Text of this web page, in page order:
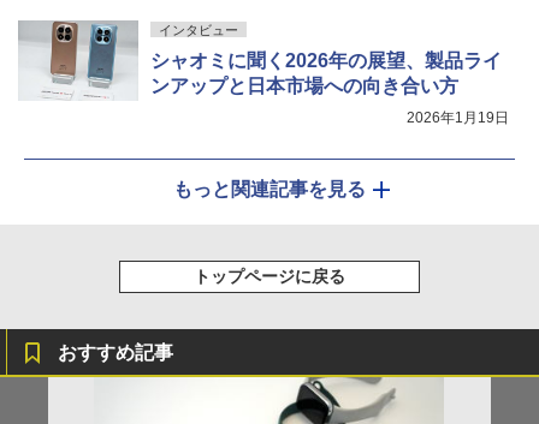
インタビュー
シャオミに聞く2026年の展望、製品ライ
ンアップと日本市場への向き合い方
2026年1月19日
もっと関連記事を見る
トップページに戻る
おすすめ記事